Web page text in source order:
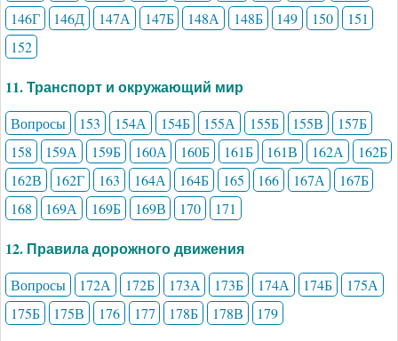
146Г 146Д 147А 147Б 148А 148Б 149 150
151
152
11. Транспорт и окружающий мир
Вопросы 153 154А 154Б 155А 155Б 155В
157Б
158
159А 159Б 160А 160Б 161Б 161В 162А
162Б
162В
162Г 163 164А 164Б 165 166 167А
167Б
168
169А 169Б 169В 170 171
12. Правила дорожного движения
Вопросы 172А 172Б 173А 173Б 174А 174Б
175А
175Б
175В 176 177 178Б 178В 179